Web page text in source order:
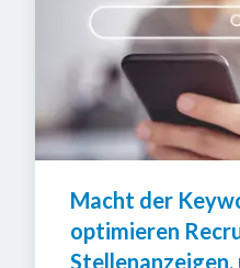
Macht der
optimieren
Stellenanzeigen,